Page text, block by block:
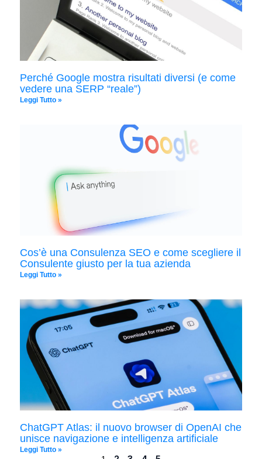
Perché Google mostra risultati diversi (e come
vedere una SERP “reale”)
Leggi Tutto »
Cos’è una Consulenza SEO e come scegliere il
Consulente giusto per la tua azienda
Leggi Tutto »
ChatGPT Atlas: il nuovo browser di OpenAI che
unisce navigazione e intelligenza artificiale
Leggi Tutto »